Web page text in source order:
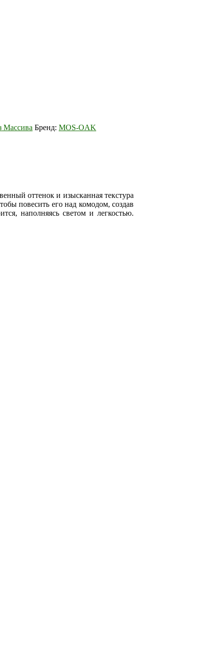
Массива Бренд: MOS-OAK
оттенок и изысканная текстура
повесить его над комодом, создав
наполняясь светом и легкостью.